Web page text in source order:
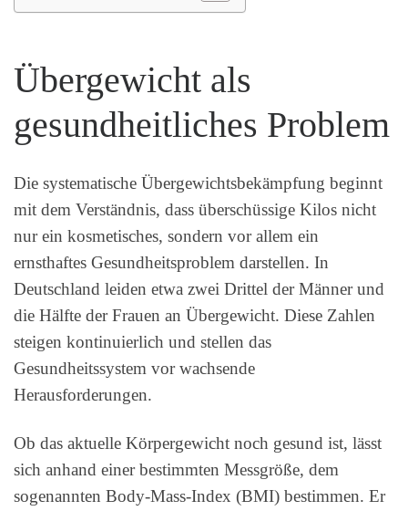
Übergewicht als
gesundheitliches Problem
Die systematische Übergewichtsbekämpfung beginnt
mit dem Verständnis, dass überschüssige Kilos nicht
nur ein kosmetisches, sondern vor allem ein
ernsthaftes Gesundheitsproblem darstellen. In
Deutschland leiden etwa zwei Drittel der Männer und
die Hälfte der Frauen an Übergewicht. Diese Zahlen
steigen kontinuierlich und stellen das
Gesundheitssystem vor wachsende
Herausforderungen.
Ob das aktuelle Körpergewicht noch gesund ist, lässt
sich anhand einer bestimmten Messgröße, dem
sogenannten Body-Mass-Index (BMI) bestimmen. Er